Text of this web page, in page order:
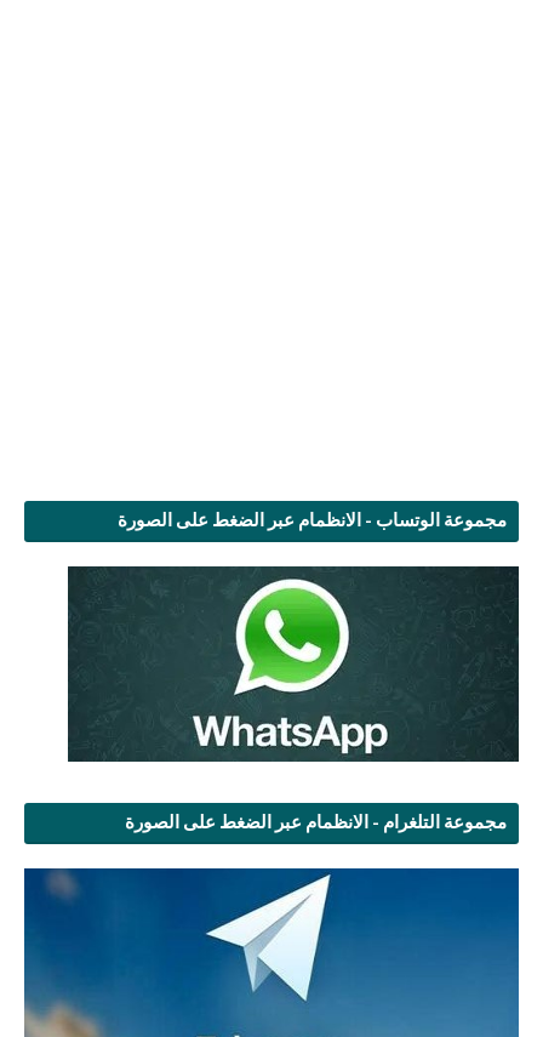
مجموعة الوتساب - الانظمام عبر الضغط على الصورة
مجموعة التلغرام - الانظمام عبر الضغط على الصورة